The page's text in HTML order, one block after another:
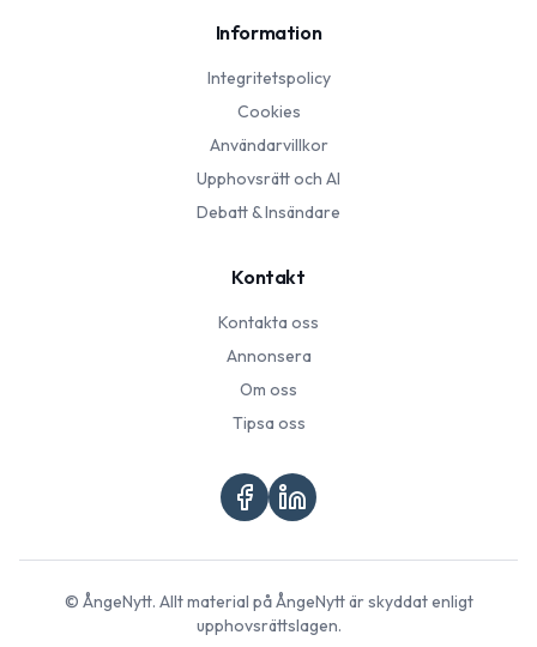
Information
Integritetspolicy
Cookies
Användarvillkor
Upphovsrätt och AI
Debatt & Insändare
Kontakt
Kontakta oss
Annonsera
Om oss
Tipsa oss
© ÅngeNytt. Allt material påÅngeNyttär skyddat enligt
upphovsrättslagen.